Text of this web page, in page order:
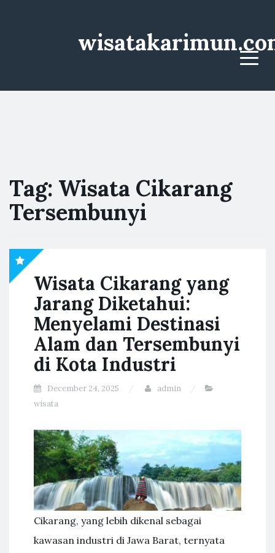
Menu
Tag: Wisata Cikarang
Tersembunyi
Wisata Cikarang yang
Jarang Diketahui:
Menyelami Destinasi
Alam dan Tersembunyi
di Kota Industri
December 24, 2025
admin
wisata
Cikarang, yang lebih dikenal sebagai
kawasan industri di Jawa Barat, ternyata